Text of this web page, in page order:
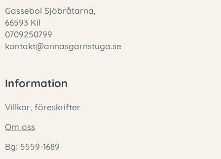
Gassebol Sjöbråtarna,
66593 Kil
0709250799
kontakt@annasgarnstuga.se
Information
Villkor, föreskrifter
Om oss
Bg: 5559-1689